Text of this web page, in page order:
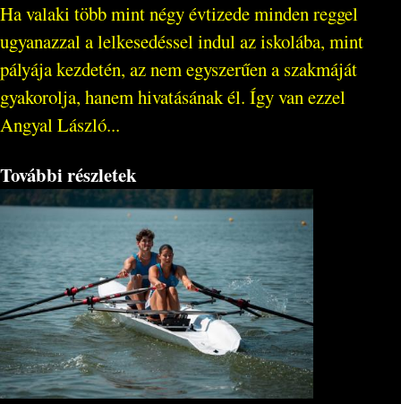
Ha valaki több mint négy évtizede minden reggel
ugyanazzal a lelkesedéssel indul az iskolába, mint
pályája kezdetén, az nem egyszerűen a szakmáját
gyakorolja, hanem hivatásának él. Így van ezzel
Angyal László...
További részletek